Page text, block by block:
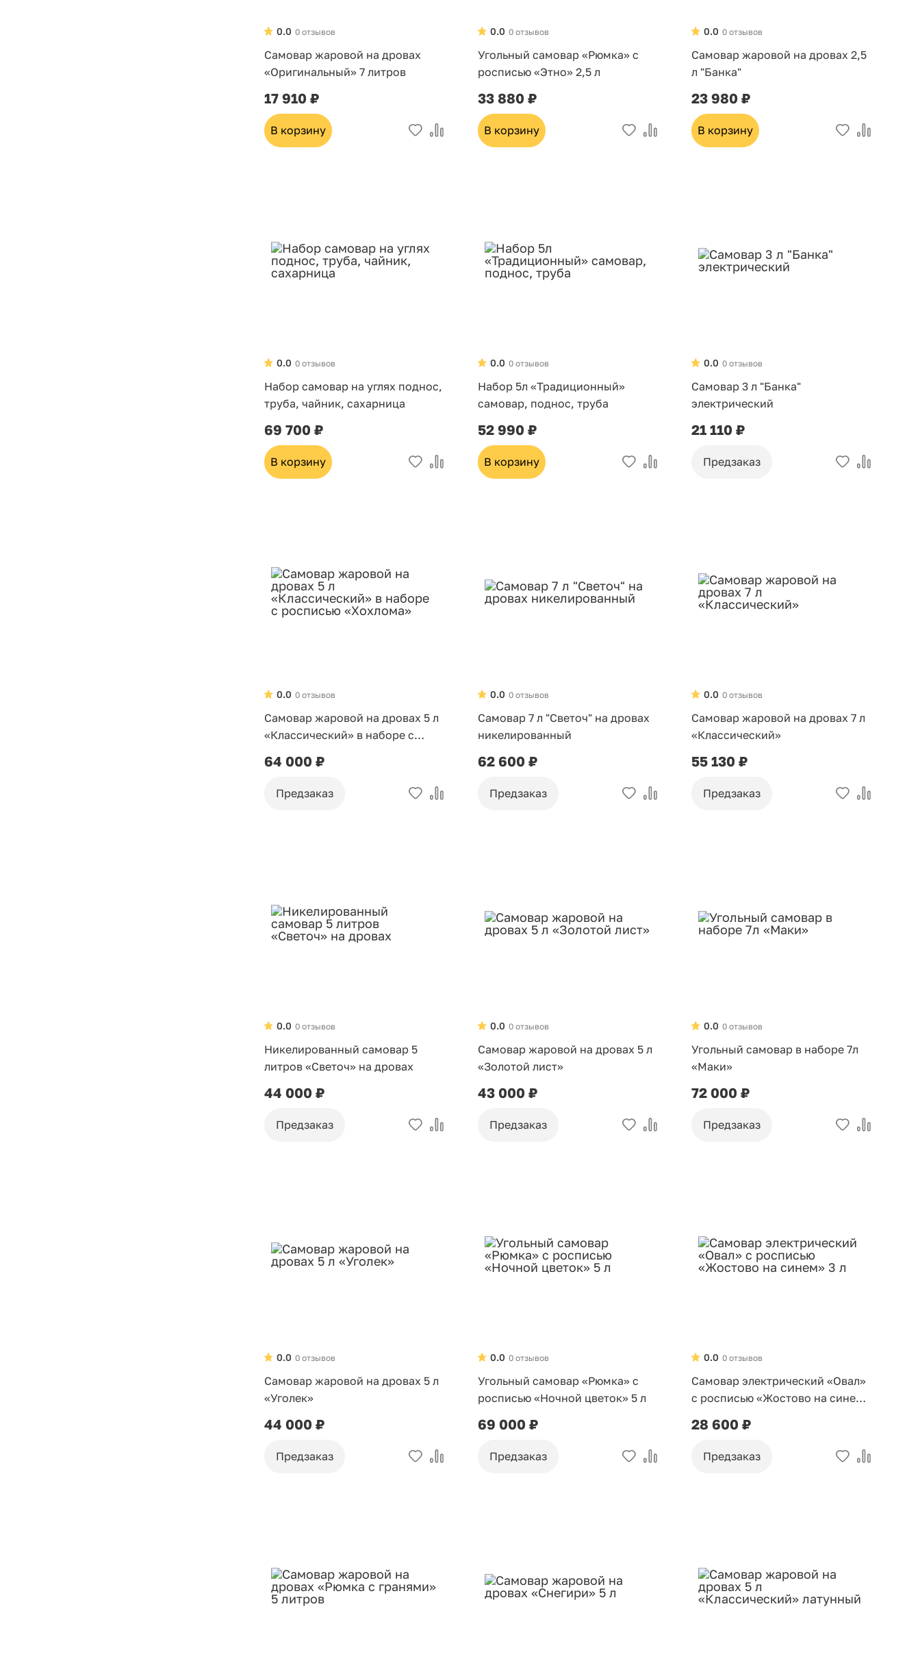
0 отзывов
0.0
Самовар жаровой на дровах
«Оригинальный» 7 литров
17 910 ₽
В корзину
0 отзывов
0.0
Угольный самовар «Рюмка» с
росписью «Этно» 2,5 л
33 880 ₽
В корзину
0 отзывов
0.0
Самовар жаровой на дровах 2,5
л "Банка"
23 980 ₽
В корзину
0 отзывов
0.0
Набор самовар на углях поднос,
труба, чайник, сахарница
69 700 ₽
В корзину
0 отзывов
0.0
Набор 5л «Традиционный»
самовар, поднос, труба
52 990 ₽
В корзину
0 отзывов
0.0
Самовар 3 л "Банка"
электрический
21 110 ₽
Предзаказ
0 отзывов
0.0
Самовар жаровой на дровах 5 л
«Классический» в наборе с
64 000 ₽
Предзаказ
0 отзывов
0.0
Самовар 7 л "Светоч" на дровах
никелированный
62 600 ₽
Предзаказ
0 отзывов
0.0
Самовар жаровой на дровах 7 л
«Классический»
55 130 ₽
Предзаказ
0 отзывов
0.0
Никелированный самовар 5
литров «Светоч» на дровах
44 000 ₽
Предзаказ
0 отзывов
0.0
Самовар жаровой на дровах 5 л
«Золотой лист»
43 000 ₽
Предзаказ
0 отзывов
0.0
Угольный самовар в наборе 7л
«Маки»
72 000 ₽
Предзаказ
0 отзывов
0.0
Самовар жаровой на дровах 5 л
«Уголек»
44 000 ₽
Предзаказ
0 отзывов
0.0
Угольный самовар «Рюмка» с
росписью «Ночной цветок» 5 л
69 000 ₽
Предзаказ
0 отзывов
0.0
Самовар электрический «Овал»
с росписью «Жостово на синем»
28 600 ₽
Предзаказ